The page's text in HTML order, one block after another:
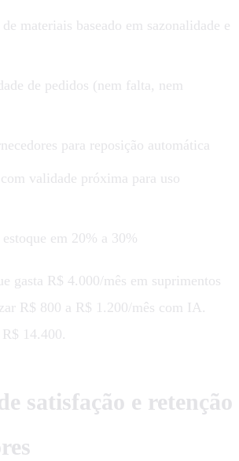
materiais baseado em sazonalidade e
de pedidos (nem falta, nem
para reposição automática
validade próxima para uso
em 20% a 30%
gasta R$ 4.000/mês em suprimentos
R$ 800 a R$ 1.200/mês com IA.
14.400.
satisfação e retenção